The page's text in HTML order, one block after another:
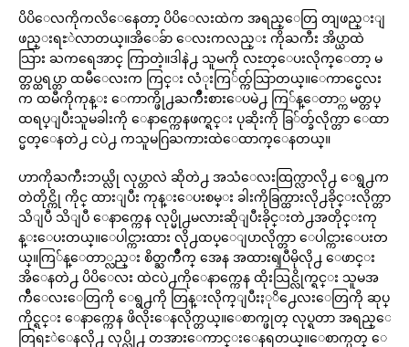
ပိပိေလကိုကလိေနေတာ့ ပိပိေလးထဲက အရည္ေတြ တျဖည္းျ
ဖည္းရႊဲလာတယ္။အိေခ်ာ ေလးကလည္း ကိုႀကီး အိပ္ယာထဲ
သြား ႀကရေအာင္ ကြာတဲ့။ဒါနဲ႕ သူမကို လႊတ္ေပးလိုက္ေတာ့ မ
တ္တပ္ထရပ္တာ ထမီေလးက ကြင္း လံုးကြ်တ္က်သြာတယ္။ေကာင္မေလး
က ထမီကိုကုန္း ေကာက္ဖို႕ႀကိဳးစားေပမဲ႕ ကြ်န္ေတာ္က မတ္တပ္
ထရပ္ျပီးသူမခါးကို ေနာက္ကေနဖက္ရင္း ပုဆိုးကို ခြ်တ္ခ်လိုက္တာ ေထာ
င္မတ္ေနတဲ႕ ငပဲ႕ ကသူမဂြႀကားထဲေထာက္ေနတယ္။
ဟာကိုႀကီးဘယ္လို လုပ္တာလဲ ဆိုတဲ႕ အသံေလးထြက္လာလို႕ ေရွ႕က
တဲတိုင္ကို ကိုင္ ထားျပီး ကုန္းေပးစမ္း ခါးကိုခြက္ထားလို႕ခိုင္းလိုက္တာ
သိျပီ သိျပီ ေနာက္ကေန လုပ္မို႕မလားဆိုျပီးခိုင္းတဲ႕အတိုင္းကု
န္းေပးတယ္။ေပါင္ကားထား လို႕ထပ္ေျပာလိုက္တာ ေပါင္ကားေပးတ
ယ္။ကြ်န္ေတာ္လည္း စိတ္ႀကိဳက္ အေန အထားရျပီမိုလို႕ ေဖာင္း
အိေနတဲ႕ ပိပိေလး ထဲငပဲ႕ကိုေနာက္ကေန ထိုးသြင္လိုက္ရင္း သူမအ
က်ီေလးေတြကို ေရွ႕ကို တြန္းလိုက္ျပီးႏုိ႕ေလးေတြကို ဆုပ္
ကိုင္ရင္း ေနာက္ကေန ဖိလိုးေနလိုက္တယ္။ေစာက္ဖုတ္ လုပ္ရတာ အရည္ေ
တြရႊဲေနလို႕ လုပ္လို႕ တအားေကာင္းေနရတယ္။ေစာက္ပတ္ ေ